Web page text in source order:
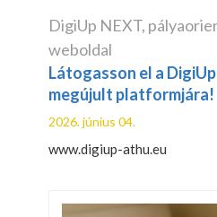
DigiUp NEXT,
weboldal
Látogasson el a
megújult platformjára!
2026. június 04.
www.digiup-athu.eu